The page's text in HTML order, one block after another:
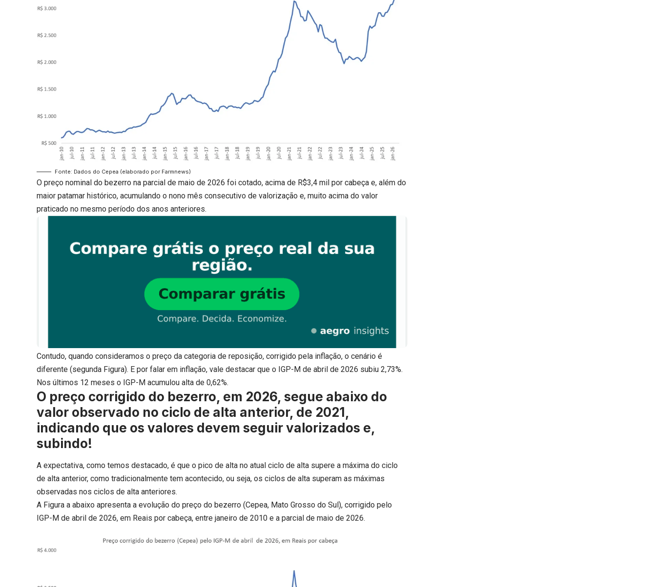
Fonte: Dados do Cepea (elaborado por Farmnews)
O preço nominal do bezerro na parcial de maio de 2026 foi cotado, acima de R$3,4 mil por cabeça e, além do
maior patamar histórico, acumulando o nono mês consecutivo de valorização e, muito acima do valor
praticado no mesmo período dos anos anteriores.
Contudo, quando consideramos o preço da categoria de reposição, corrigido pela inflação, o cenário é
diferente (segunda Figura). E por falar em inflação, vale destacar que o IGP-M de abril de 2026 subiu 2,73%.
Nos últimos 12 meses o IGP-M acumulou alta de 0,62%.
O preço corrigido do bezerro, em 2026, segue abaixo do
valor observado no ciclo de alta anterior, de 2021,
indicando que os valores devem seguir valorizados e,
subindo!
A expectativa, como temos destacado, é que o pico de alta no atual ciclo de alta supere a máxima do ciclo
de alta anterior, como tradicionalmente tem acontecido, ou seja, os ciclos de alta superam as máximas
observadas nos ciclos de alta anteriores.
A Figura a abaixo apresenta a evolução do preço do bezerro (Cepea, Mato Grosso do Sul), corrigido pelo
IGP-M de abril de 2026, em Reais por cabeça, entre janeiro de 2010 e a parcial de maio de 2026.